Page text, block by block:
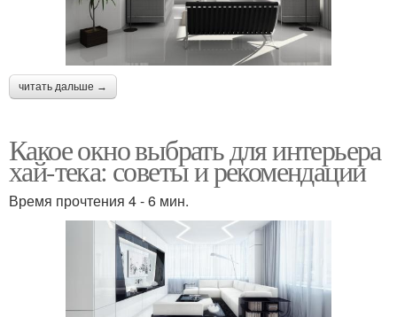
читать дальше →
Какое окно выбрать для интерьера
хай-тека: советы и рекомендации
Время прочтения 4 - 6 мин.